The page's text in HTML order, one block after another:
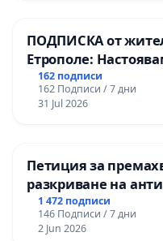
ПОДПИСКА от
Етрополе:
“Елаците-МЕД” АД
изпълнят всички
162 подписи
162 Подписи / 7 дни
31 Jul 2026
Петиция за
разкриване на
Могиланската
1 472 подписи
146 Подписи / 7 дни
2 Jun 2026